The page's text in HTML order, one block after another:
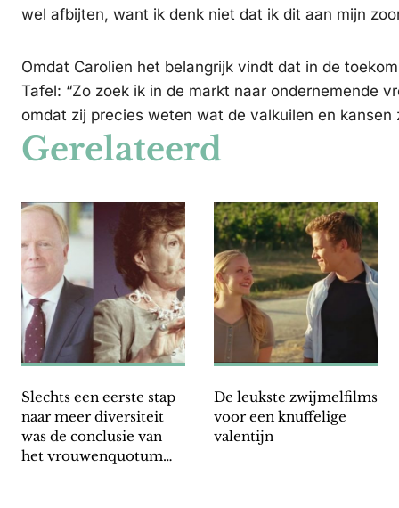
wel afbijten, want ik denk niet dat ik dit aan mijn
Omdat Carolien het belangrijk vindt dat in de
Tafel: “Zo zoek ik in de markt naar ondernemende
omdat zij precies weten wat de valkuilen en
Gerelateerd
Slechts een eerste stap
naar meer diversiteit
was de conclusie van
het vrouwenquotum
De leukste zwijmelfilms
voor een knuffelige
valentijn